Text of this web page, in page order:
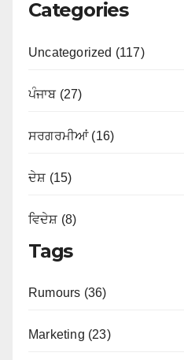
Categories
Uncategorized (117)
ਪੰਜਾਬ (27)
ਸਰਗਰਮੀਆਂ (16)
ਦੇਸ਼ (15)
ਵਿਦੇਸ਼ (8)
Tags
Rumours (36)
Marketing (23)